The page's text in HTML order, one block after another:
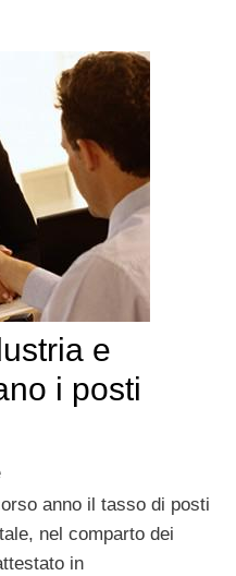
e
i posti
anno il tasso di posti
nel comparto dei
in